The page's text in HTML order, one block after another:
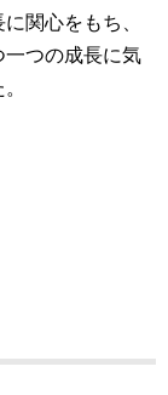
関心をもち、
つの成長に気